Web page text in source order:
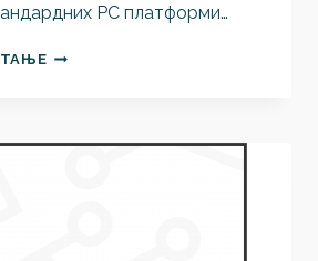
PC платформи…
ВИРТУЕЛИЗАЦИЈА